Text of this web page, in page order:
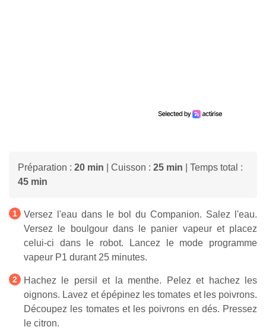
Préparation : 20 min | Cuisson : 25 min | Temps total :
45 min
Versez l'eau dans le bol du Companion. Salez l'eau.
Versez le boulgour dans le panier vapeur et placez
celui-ci dans le robot. Lancez le mode programme
vapeur P1 durant 25 minutes.
Hachez le persil et la menthe. Pelez et hachez les
oignons. Lavez et épépinez les tomates et les poivrons.
Découpez les tomates et les poivrons en dés. Pressez
le citron.